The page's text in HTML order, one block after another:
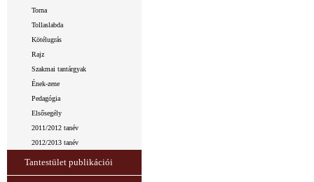
Torna
Tollaslabda
Kötélugrás
Rajz
Szakmai tantárgyak
Ének-zene
Pedagógia
Elsősegély
2011/2012 tanév
2012/2013 tanév
Tantestület publikációi